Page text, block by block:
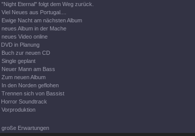
"Night Eternal" folgt dem Weg zurück.
Viel Neues aus Portugal....
Ewige Nacht am nächsten Album
neues Album in der Mache
neues Video online
DVD in Planung
Buch zur neuen CD
Single geplant
Neuer Mann am Bass
Zum neuen Album
In den Norden geflohen
Trennen sich von Bassist
Horror Soundtrack
Vorproduktion
große Erwartungen